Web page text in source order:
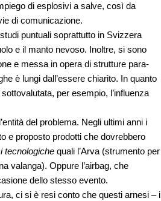
di esplosivi a salve, così da
di comunicazione.
puntuali soprattutto in Svizzera
e il manto nevoso. Inoltre, si sono
e messa in opera di strutture para-
è lungi dall’essere chiarito. In quanto
per esempio, l’influenza
del problema. Negli ultimi anni i
e proposto prodotti che dovrebbero
tecnologiche quali l’Arva (strumento per
valanga). Oppure l’airbag, che
dello stesso evento.
ci si è resi conto che questi arnesi – i